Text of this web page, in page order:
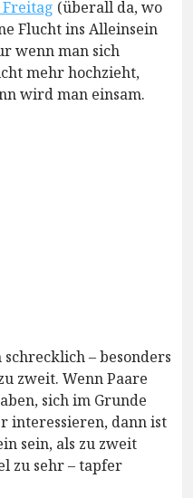
Freitag (überall da, wo
Flucht ins Alleinsein
wenn man sich
mehr hochzieht,
wird man einsam.
– besonders
zweit. Wenn Paare
sich im Grunde
interessieren, dann ist
sein, als zu zweit
zu sehr – tapfer